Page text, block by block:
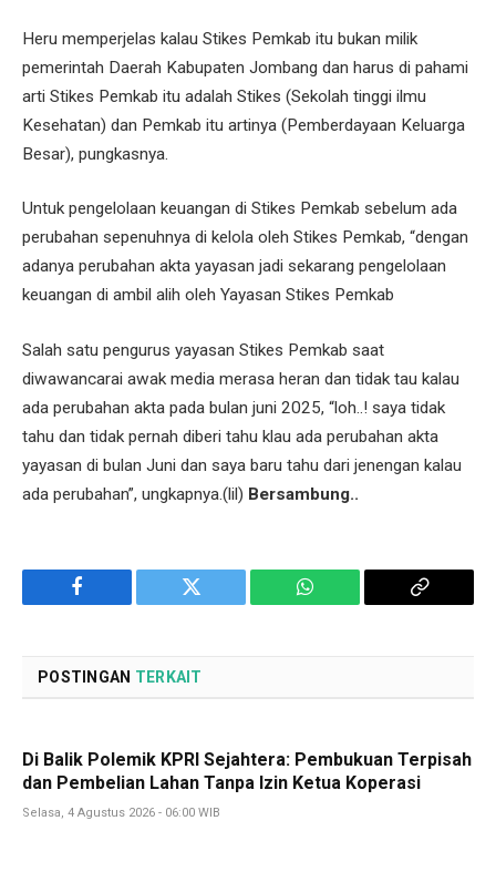
Heru memperjelas kalau Stikes Pemkab itu bukan milik
pemerintah Daerah Kabupaten Jombang dan harus di pahami
arti Stikes Pemkab itu adalah Stikes (Sekolah tinggi ilmu
Kesehatan) dan Pemkab itu artinya (Pemberdayaan Keluarga
Besar), pungkasnya.
Untuk pengelolaan keuangan di Stikes Pemkab sebelum ada
perubahan sepenuhnya di kelola oleh Stikes Pemkab, “dengan
adanya perubahan akta yayasan jadi sekarang pengelolaan
keuangan di ambil alih oleh Yayasan Stikes Pemkab
Salah satu pengurus yayasan Stikes Pemkab saat
diwawancarai awak media merasa heran dan tidak tau kalau
ada perubahan akta pada bulan juni 2025, “loh..! saya tidak
tahu dan tidak pernah diberi tahu klau ada perubahan akta
yayasan di bulan Juni dan saya baru tahu dari jenengan kalau
ada perubahan”, ungkapnya.(lil) Bersambung..
Facebook Twitter WhatsApp
Copy
POSTINGAN TERKAIT
Di Balik Polemik KPRI Sejahtera: Pembukuan Terpisah
dan Pembelian Lahan Tanpa Izin Ketua Koperasi
Selasa, 4 Agustus 2026 - 06:00 WIB